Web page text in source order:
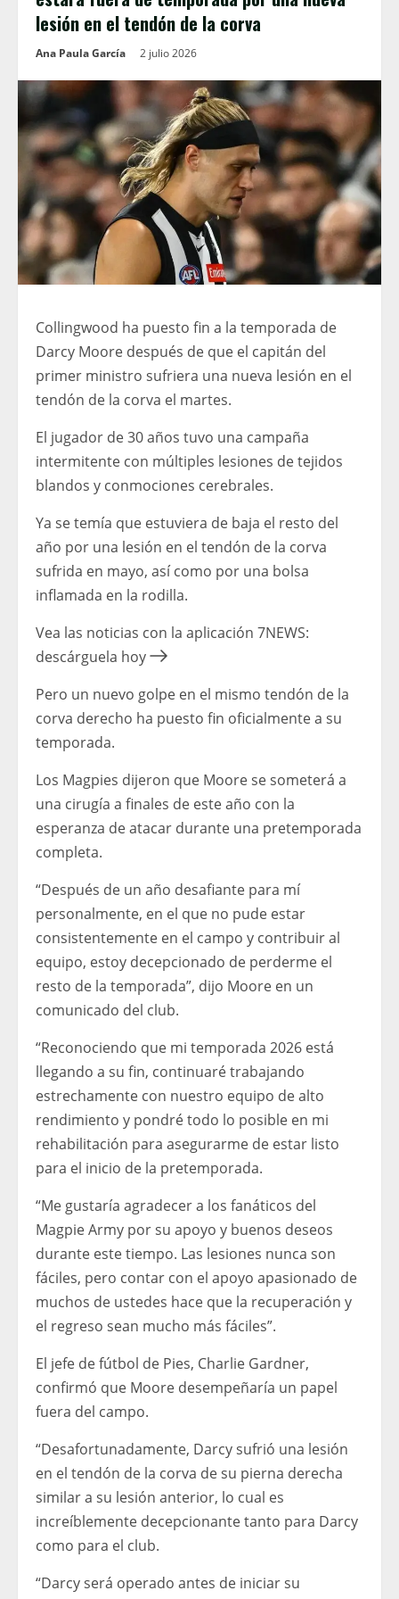
lesión en el tendón de la corva
Ana Paula García 2 julio 2026
Collingwood ha puesto fin a la temporada de
Darcy Moore después de que el capitán del
primer ministro sufriera una nueva lesión en el
tendón de la corva el martes.
El jugador de 30 años tuvo una campaña
intermitente con múltiples lesiones de tejidos
blandos y conmociones cerebrales.
Ya se temía que estuviera de baja el resto del
año por una lesión en el tendón de la corva
sufrida en mayo, así como por una bolsa
inflamada en la rodilla.
Vea las noticias con la aplicación 7NEWS:
descárguela hoy
Pero un nuevo golpe en el mismo tendón de la
corva derecho ha puesto fin oficialmente a su
temporada.
Los Magpies dijeron que Moore se someterá a
una cirugía a finales de este año con la
esperanza de atacar durante una pretemporada
completa.
“Después de un año desafiante para mí
personalmente, en el que no pude estar
consistentemente en el campo y contribuir al
equipo, estoy decepcionado de perderme el
resto de la temporada”, dijo Moore en un
comunicado del club.
“Reconociendo que mi temporada 2026 está
llegando a su fin, continuaré trabajando
estrechamente con nuestro equipo de alto
rendimiento y pondré todo lo posible en mi
rehabilitación para asegurarme de estar listo
para el inicio de la pretemporada.
“Me gustaría agradecer a los fanáticos del
Magpie Army por su apoyo y buenos deseos
durante este tiempo. Las lesiones nunca son
fáciles, pero contar con el apoyo apasionado de
muchos de ustedes hace que la recuperación y
el regreso sean mucho más fáciles”.
El jefe de fútbol de Pies, Charlie Gardner,
confirmó que Moore desempeñaría un papel
fuera del campo.
“Desafortunadamente, Darcy sufrió una lesión
en el tendón de la corva de su pierna derecha
similar a su lesión anterior, lo cual es
increíblemente decepcionante tanto para Darcy
como para el club.
“Darcy será operado antes de iniciar su